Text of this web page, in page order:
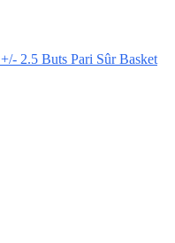
+/- 2.5 Buts Pari SûrBasket